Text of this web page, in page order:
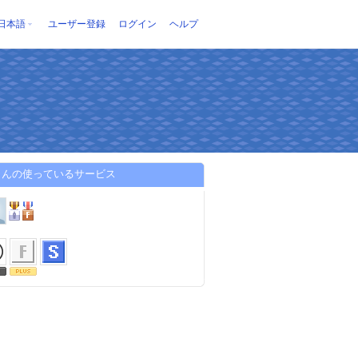
本語 ユーザー登録 ログイン ヘルプ
の使っているサービス